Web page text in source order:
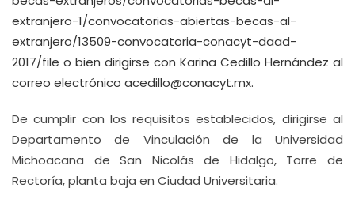
extranjero-1/convocatorias-abiertas-becas-al-
extranjero/13509-convocatoria-conacyt-daad-
2017/file o bien dirigirse con Karina Cedillo Hernández al
correo electrónico acedillo@conacyt.mx.
De cumplir con los requisitos establecidos, dirigirse al
Departamento de Vinculación de la Universidad
Michoacana de San Nicolás de Hidalgo, Torre de
Rectoría, planta baja en Ciudad Universitaria.